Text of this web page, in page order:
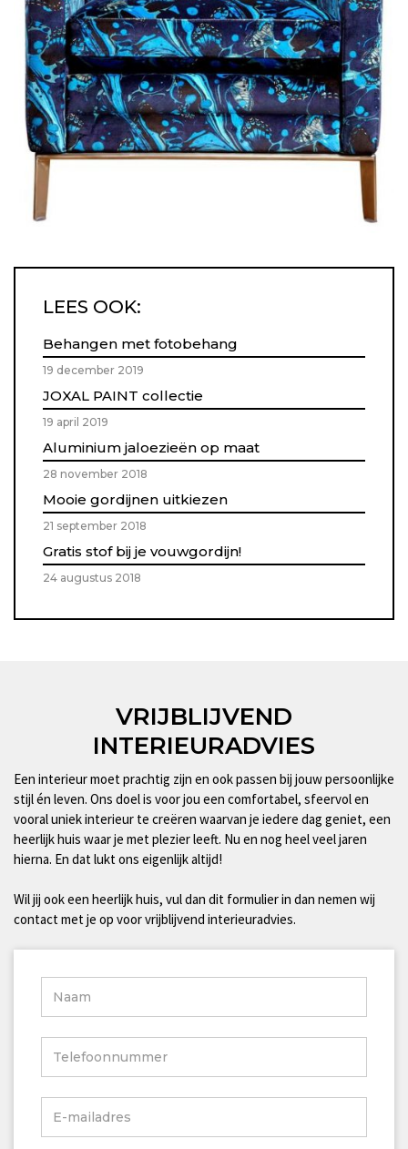
LEES OOK:
Behangen met fotobehang
19 december 2019
JOXAL PAINT collectie
19 april 2019
Aluminium jaloezieën op maat
28 november 2018
Mooie gordijnen uitkiezen
21 september 2018
Gratis stof bij je vouwgordijn!
24 augustus 2018
VRIJBLIJVEND
INTERIEURADVIES
Een interieur moet prachtig zijn en ook passen bij jouw persoonlijke
stijl én leven. Ons doel is voor jou een comfortabel, sfeervol en
vooral uniek interieur te creëren waarvan je iedere dag geniet, een
heerlijk huis waar je met plezier leeft. Nu en nog heel veel jaren
hierna. En dat lukt ons eigenlijk altijd!
Wil jij ook een heerlijk huis, vul dan dit formulier in dan nemen wij
contact met je op voor vrijblijvend interieuradvies.